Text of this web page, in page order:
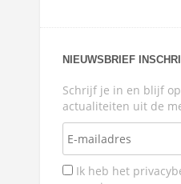
NIEUWSBRIEF
Schrijf je in en blijf
actualiteiten uit de
Ik heb het